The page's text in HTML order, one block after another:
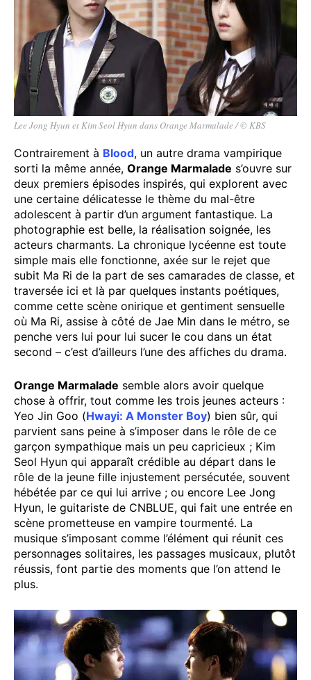
Lee Jong Hyun et Kim Seol Hyun dans Orange Marmalade / © KBS
Contrairement à Blood, un autre drama vampirique
sorti la même année, Orange Marmalade s’ouvre sur
deux premiers épisodes inspirés, qui explorent avec
une certaine délicatesse le thème du mal-être
adolescent à partir d’un argument fantastique. La
photographie est belle, la réalisation soignée, les
acteurs charmants. La chronique lycéenne est toute
simple mais elle fonctionne, axée sur le rejet que
subit Ma Ri de la part de ses camarades de classe, et
traversée ici et là par quelques instants poétiques,
comme cette scène onirique et gentiment sensuelle
où Ma Ri, assise à côté de Jae Min dans le métro, se
penche vers lui pour lui sucer le cou dans un état
second – c’est d’ailleurs l’une des affiches du drama.
Orange Marmalade semble alors avoir quelque
chose à offrir, tout comme les trois jeunes acteurs :
Yeo Jin Goo (Hwayi: A Monster Boy) bien sûr, qui
parvient sans peine à s’imposer dans le rôle de ce
garçon sympathique mais un peu capricieux ; Kim
Seol Hyun qui apparaît crédible au départ dans le
rôle de la jeune fille injustement persécutée, souvent
hébétée par ce qui lui arrive ; ou encore Lee Jong
Hyun, le guitariste de CNBLUE, qui fait une entrée en
scène prometteuse en vampire tourmenté. La
musique s’imposant comme l’élément qui réunit ces
personnages solitaires, les passages musicaux, plutôt
réussis, font partie des moments que l’on attend le
plus.